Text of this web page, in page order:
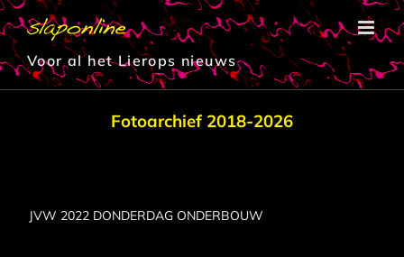
Ga
naar
inhoud
Voor al het Lierops nieuws
Fotoarchief 2018-2026
JVW 2022 DONDERDAG ONDERBOUW